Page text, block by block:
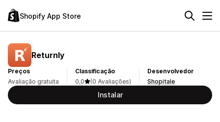
Shopify App Store
Returnly
Preços
Avaliação gratuita
Classificação
0,0
(0 Avaliações)
Desenvolvedor
Shopitale
Instalar